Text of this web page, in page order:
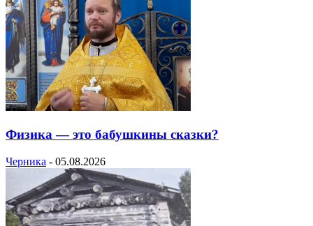
Физика — это бабушкины сказки?
Черника - 05.08.2026